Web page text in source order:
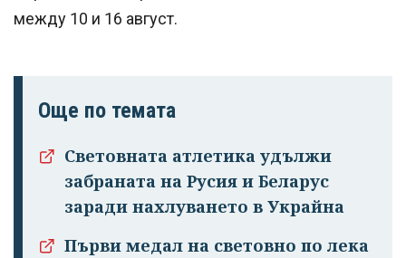
Успешно
излязохте от
между 10 и 16 август.
Още по темата
Световната атлетика удължи
забраната на Русия и Беларус
заради нахлуването в Украйна
Първи медал на световно по лека